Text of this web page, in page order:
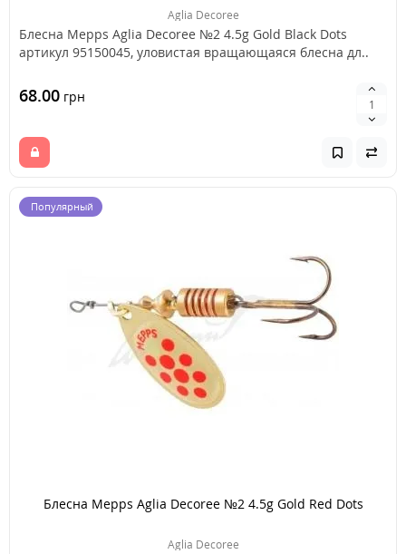
Aglia Decoree
Блесна Mepps Aglia Decoree №2 4.5g Gold Black Dots
артикул 95150045, уловистая вращающаяся блесна дл..
68.00 грн
Популярный
Блесна Mepps Aglia Decoree №2 4.5g Gold Red Dots
Aglia Decoree